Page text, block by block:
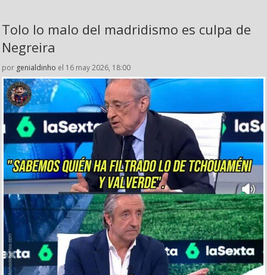
Tolo lo malo del madridismo es culpa de
Negreira
por genialdinho el 16 may 2026, 18:00